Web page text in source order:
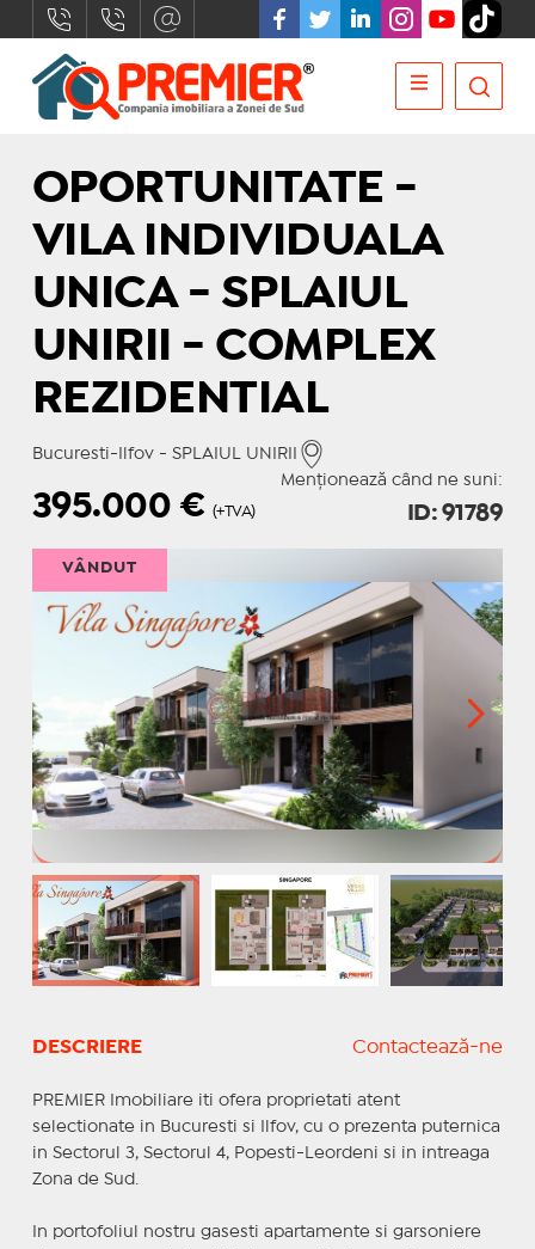
OPORTUNITATE -
VILA INDIVIDUALA
UNICA - SPLAIUL
UNIRII - COMPLEX
REZIDENTIAL
Bucuresti-Ilfov - SPLAIUL UNIRII
Menționează când ne suni:
395.000 € (+TVA) ID: 91789
VÂNDUT
DESCRIERE Contactează-ne
PREMIER Imobiliare iti ofera proprietati atent
selectionate in Bucuresti si Ilfov, cu o prezenta puternica
in Sectorul 3, Sectorul 4, Popesti-Leordeni si in intreaga
Zona de Sud.
In portofoliul nostru gasesti apartamente si garsoniere